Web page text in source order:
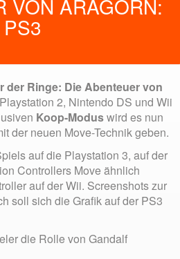
VON ARAGORN:
der Ringe: Die Abenteuer von
2, Nintendo DS und Wii
Koop-Moduswird es nun
der neuen Move-Technik geben.
auf die Playstation 3, auf der
Controllers Move ähnlich
auf der Wii. Screenshots zur
soll sich die Grafik auf der PS3
die Rolle von Gandalf